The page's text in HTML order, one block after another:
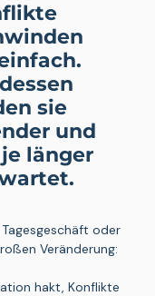
sie
und
länger
oder
Veränderung:
hakt, Konflikte